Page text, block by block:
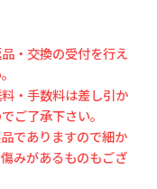
・交換の受付を行え
・手数料は差し引か
ご了承下さい。
でありますので細か
みがあるものもござ